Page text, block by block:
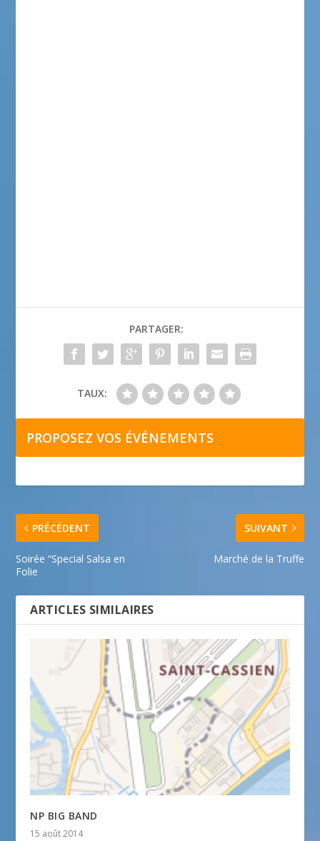
PARTAGER:
TAUX:
PROPOSEZ VOS ÉVÉNEMENTS
PRÉCÉDENT
Soirée “Special Salsa en
Folie
SUIVANT
Marché de la Truffe
ARTICLES SIMILAIRES
NP BIG BAND
15 août 2014